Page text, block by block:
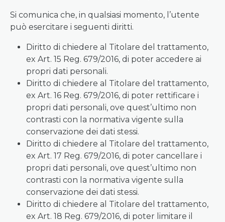
Si comunica che, in qualsiasi momento, l’utente
può esercitare i seguenti diritti.
Diritto di chiedere al Titolare del trattamento,
ex Art. 15 Reg. 679/2016, di poter accedere ai
propri dati personali.
Diritto di chiedere al Titolare del trattamento,
ex Art. 16 Reg. 679/2016, di poter rettificare i
propri dati personali, ove quest’ultimo non
contrasti con la normativa vigente sulla
conservazione dei dati stessi.
Diritto di chiedere al Titolare del trattamento,
ex Art. 17 Reg. 679/2016, di poter cancellare i
propri dati personali, ove quest’ultimo non
contrasti con la normativa vigente sulla
conservazione dei dati stessi.
Diritto di chiedere al Titolare del trattamento,
ex Art. 18 Reg. 679/2016, di poter limitare il